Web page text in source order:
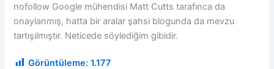
nofollow Google mühendisi Matt Cutts tarafınca da
onaylanmış, hatta bir aralar şahsi blogunda da mevzu
tartışılmıştır. Neticede söylediğim gibidir.
Görüntüleme: 1.177